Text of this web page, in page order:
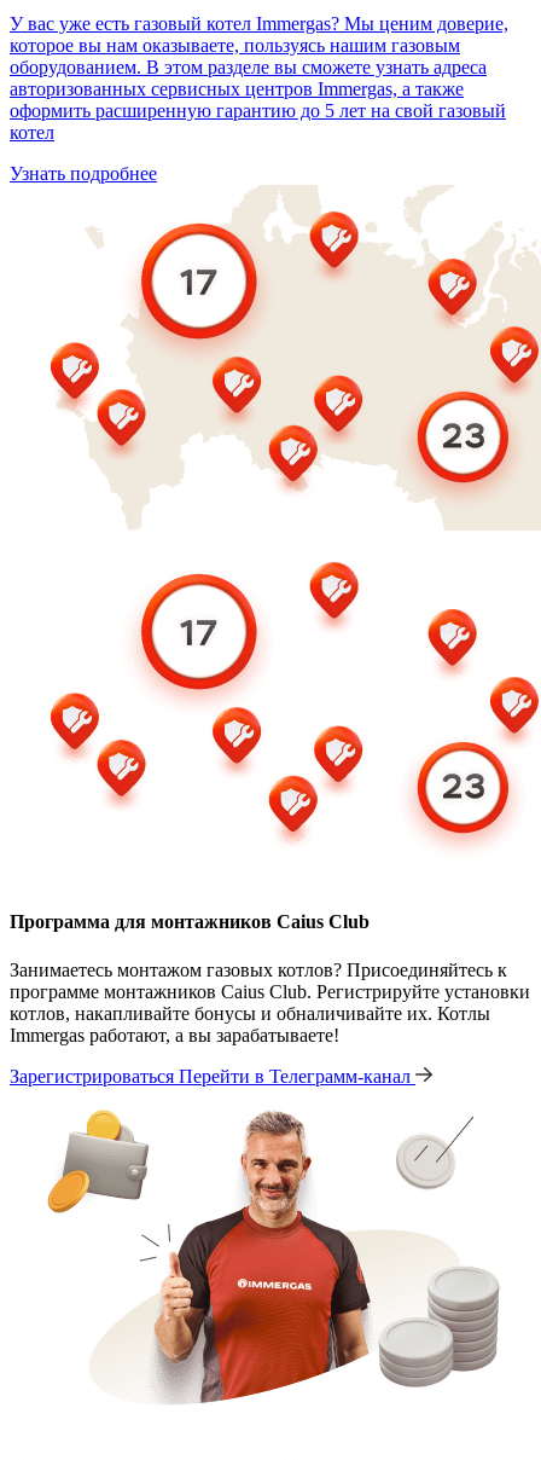
У вас уже есть газовый котел Immergas? Мы ценим доверие,
которое вы нам оказываете, пользуясь нашим газовым
оборудованием. В этом разделе вы сможете узнать адреса
авторизованных сервисных центров Immergas, а также
оформить расширенную гарантию до 5 лет на свой газовый
котел
Узнать подробнее
Программа для монтажников Caius Club
Занимаетесь монтажом газовых котлов? Присоединяйтесь к
программе монтажников Caius Club. Регистрируйте установки
котлов, накапливайте бонусы и обналичивайте их. Котлы
Immergas работают, а вы зарабатываете!
Зарегистрироваться Перейти в Телеграмм-канал